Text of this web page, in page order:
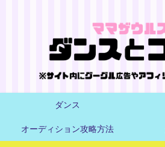
ダンス
オーディション攻略方法